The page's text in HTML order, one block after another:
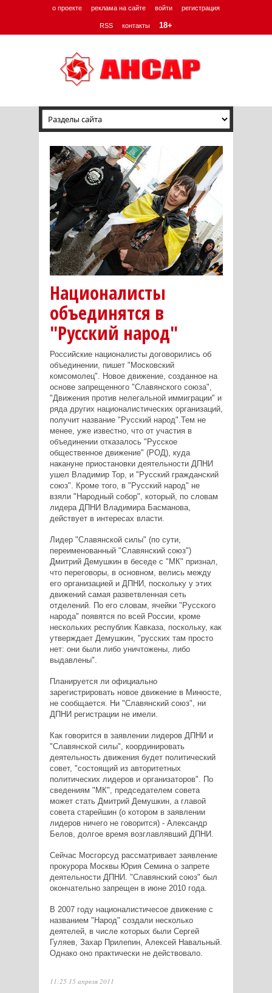
о проекте реклама на сайте войти регистрация
RSS контакты 18+
Националисты
объединятся в
"Русский народ"
Российские националисты договорились об
объединении, пишет "Московский
комсомолец". Новое движение, созданное на
основе запрещенного "Славянского союза",
"Движения против нелегальной иммиграции" и
ряда других националистических организаций,
получит название "Русский народ".Тем не
менее, уже известно, что от участия в
объединении отказалось "Русское
общественное движение" (РОД), куда
накануне приостановки деятельности ДПНИ
ушел Владимир Тор, и "Русский гражданский
союз". Кроме того, в "Русский народ" не
взяли "Народный собор", который, по словам
лидера ДПНИ Владимира Басманова,
действует в интересах власти.
Лидер "Славянской силы" (по сути,
переименованный "Славянский союз")
Дмитрий Демушкин в беседе с "МК" признал,
что переговоры, в основном, велись между
его организацией и ДПНИ, поскольку у этих
движений самая разветвленная сеть
отделений. По его словам, ячейки "Русского
народа" появятся по всей России, кроме
нескольких республик Кавказа, поскольку, как
утверждает Демушкин, "русских там просто
нет: они были либо уничтожены, либо
выдавлены".
Планируется ли официально
зарегистрировать новое движение в Минюсте,
не сообщается. Ни "Славянский союз", ни
ДПНИ регистрации не имели.
Как говорится в заявлении лидеров ДПНИ и
"Славянской силы", координировать
деятельность движения будет политический
совет, "состоящий из авторитетных
политических лидеров и организаторов". По
сведениям "МК", председателем совета
может стать Дмитрий Демушкин, а главой
совета старейшин (о котором в заявлении
лидеров ничего не говорится) - Александр
Белов, долгое время возглавлявший ДПНИ.
Сейчас Мосгорсуд рассматривает заявление
прокурора Москвы Юрия Семина о запрете
деятельности ДПНИ. "Славянский союз" был
окончательно запрещен в июне 2010 года.
В 2007 году националистичесое движение с
названием "Народ" создали несколько
деятелей, в числе которых были Сергей
Гуляев, Захар Прилепин, Алексей Навальный.
Однако оно практически не действовало.
11:25 15 апреля 2011